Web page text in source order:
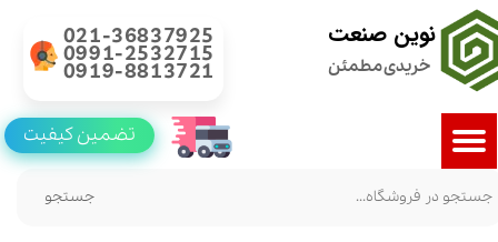
نوین صنعت
خریدی مطمئن
021-36837925
0991-2532715
0919-8813721
جستجو
تضمین کیفیت